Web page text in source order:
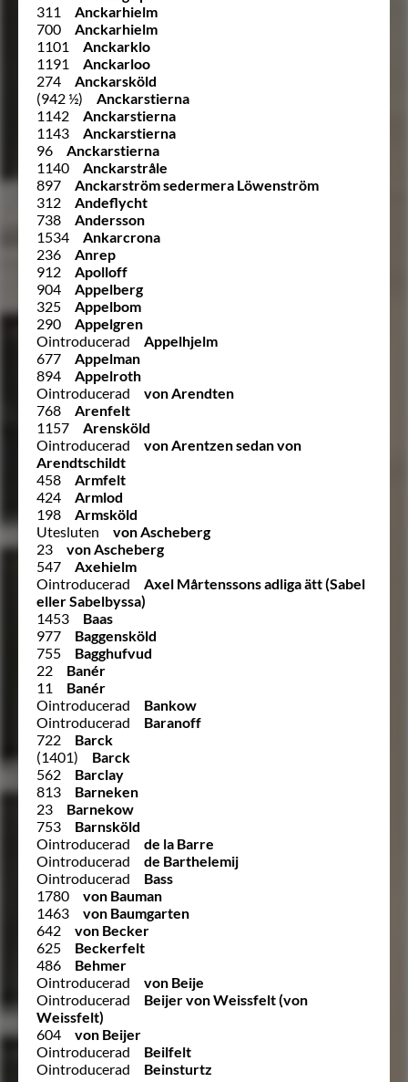
311
Anckarhielm
700
Anckarhielm
1101
Anckarklo
1191
Anckarloo
274
Anckarsköld
(942 ½)
Anckarstierna
1142
Anckarstierna
1143
Anckarstierna
96
Anckarstierna
1140
Anckarstråle
897
Anckarström sedermera Löwenström
312
Andeflycht
738
Andersson
1534
Ankarcrona
236
Anrep
912
Apolloff
904
Appelberg
325
Appelbom
290
Appelgren
Ointroducerad
Appelhjelm
677
Appelman
894
Appelroth
Ointroducerad
von Arendten
768
Arenfelt
1157
Arensköld
Ointroducerad
von Arentzen sedan von
Arendtschildt
458
Armfelt
424
Armlod
198
Armsköld
Utesluten
von Ascheberg
23
von Ascheberg
547
Axehielm
Ointroducerad
Axel Mårtenssons adliga ätt (Sabel
eller Sabelbyssa)
1453
Baas
977
Baggensköld
755
Bagghufvud
22
Banér
11
Banér
Ointroducerad
Bankow
Ointroducerad
Baranoff
722
Barck
(1401)
Barck
562
Barclay
813
Barneken
23
Barnekow
753
Barnsköld
Ointroducerad
de la Barre
Ointroducerad
de Barthelemij
Ointroducerad
Bass
1780
von Bauman
1463
von Baumgarten
642
von Becker
625
Beckerfelt
486
Behmer
Ointroducerad
von Beije
Ointroducerad
Beijer von Weissfelt (von
Weissfelt)
604
von Beijer
Ointroducerad
Beilfelt
Ointroducerad
Beinsturtz